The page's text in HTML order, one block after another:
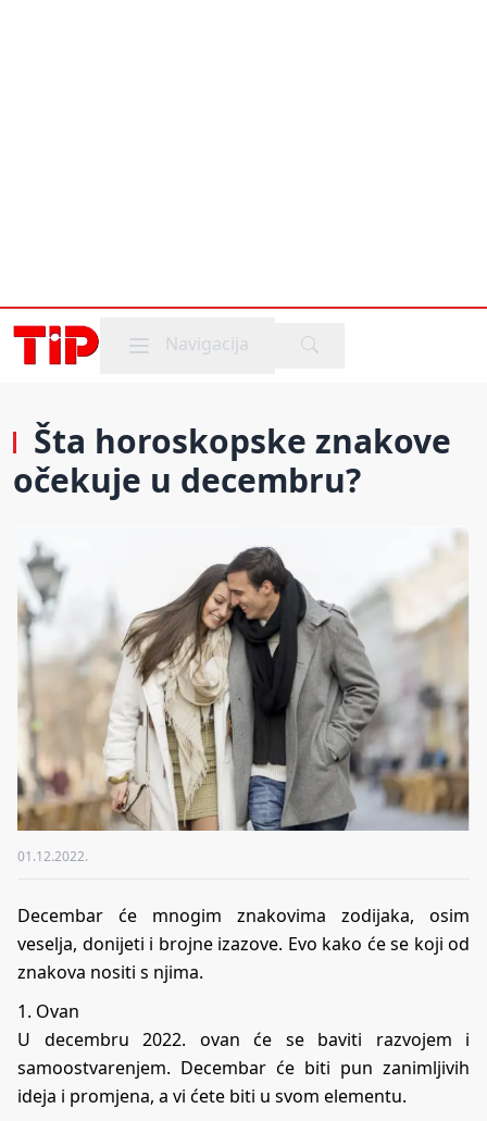
Mobile menu
Navigacija
Šta horoskopske znakove
očekuje u decembru?
01.12.2022.
Decembar će mnogim znakovima zodijaka, osim
veselja, donijeti i brojne izazove. Evo kako će se koji od
znakova nositi s njima.
1. Ovan
U decembru 2022. ovan će se baviti razvojem i
samoostvarenjem. Decembar će biti pun zanimljivih
ideja i promjena, a vi ćete biti u svom elementu.